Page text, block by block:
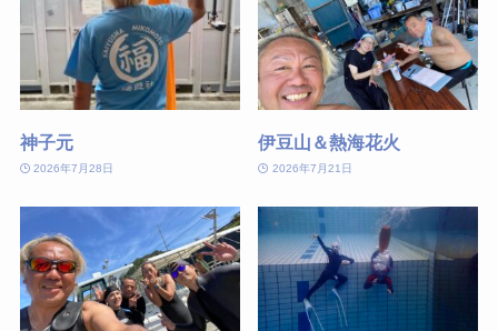
神子元
2026年7月28日
伊豆山＆熱海花火
2026年7月21日